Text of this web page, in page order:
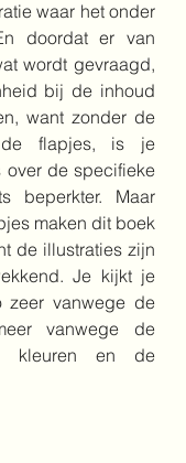
waar het onder
doordat er van
wordt gevraagd,
bij de inhoud
want zonder de
de flapjes, is je
over de specifieke
beperkter. Maar
maken dit boek
de illustraties zijn
Je kijkt je
zeer vanwege de
vanwege de
kleuren en de